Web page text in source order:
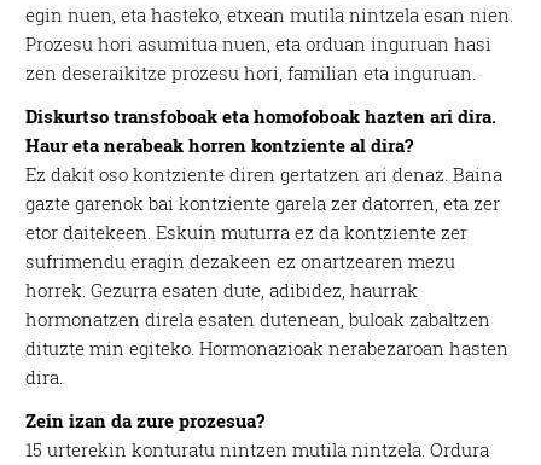
egin nuen, eta hasteko, etxean mutila nintzela esan nien.
Prozesu hori asumitua nuen, eta orduan inguruan hasi
zen deseraikitze prozesu hori, familian eta inguruan.
Diskurtso transfoboak eta homofoboak hazten ari dira.
Haur eta nerabeak horren kontziente al dira?
Ez dakit oso kontziente diren gertatzen ari denaz. Baina
gazte garenok bai kontziente garela zer datorren, eta zer
etor daitekeen. Eskuin muturra ez da kontziente zer
sufrimendu eragin dezakeen ez onartzearen mezu
horrek. Gezurra esaten dute, adibidez, haurrak
hormonatzen direla esaten dutenean, buloak zabaltzen
dituzte min egiteko. Hormonazioak nerabezaroan hasten
dira.
Zein izan da zure prozesua?
15 urterekin konturatu nintzen mutila nintzela. Ordura